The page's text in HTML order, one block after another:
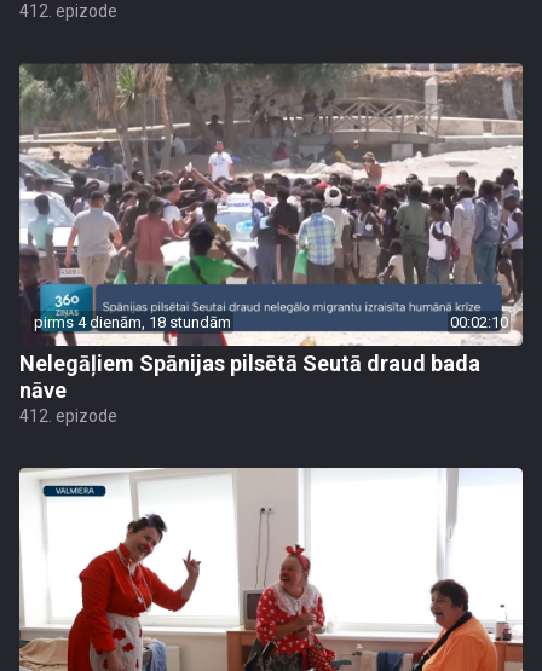
412. epizode
pirms 4 dienām, 18 stundām 00:02:10
Nelegāļiem Spānijas pilsētā Seutā draud bada
nāve
412. epizode